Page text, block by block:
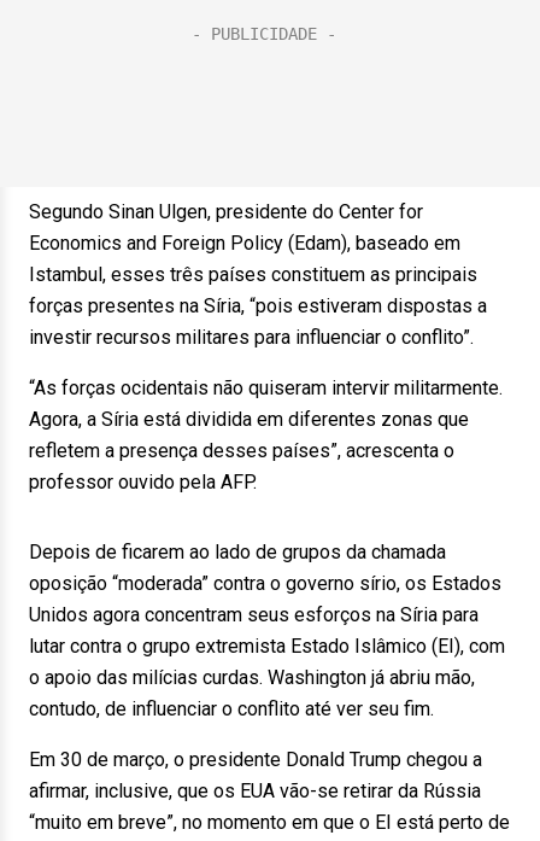
Segundo Sinan Ulgen, presidente do Center for
Economics and Foreign Policy (Edam), baseado em
Istambul, esses três países constituem as principais
forças presentes na Síria, “pois estiveram dispostas a
investir recursos militares para influenciar o conflito”.
“As forças ocidentais não quiseram intervir militarmente.
Agora, a Síria está dividida em diferentes zonas que
refletem a presença desses países”, acrescenta o
professor ouvido pela AFP.
Depois de ficarem ao lado de grupos da chamada
oposição “moderada” contra o governo sírio, os Estados
Unidos agora concentram seus esforços na Síria para
lutar contra o grupo extremista Estado Islâmico (EI), com
o apoio das milícias curdas. Washington já abriu mão,
contudo, de influenciar o conflito até ver seu fim.
Em 30 de março, o presidente Donald Trump chegou a
afirmar, inclusive, que os EUA vão-se retirar da Rússia
“muito em breve”, no momento em que o EI está perto de